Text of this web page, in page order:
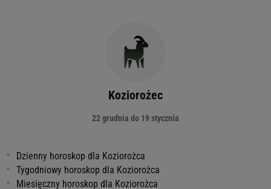
Koziorożec
22 grudnia do 19 stycznia
Dzienny horoskop dla Koziorożca
Tygodniowy horoskop dla Koziorożca
Miesięczny horoskop dla Koziorożca